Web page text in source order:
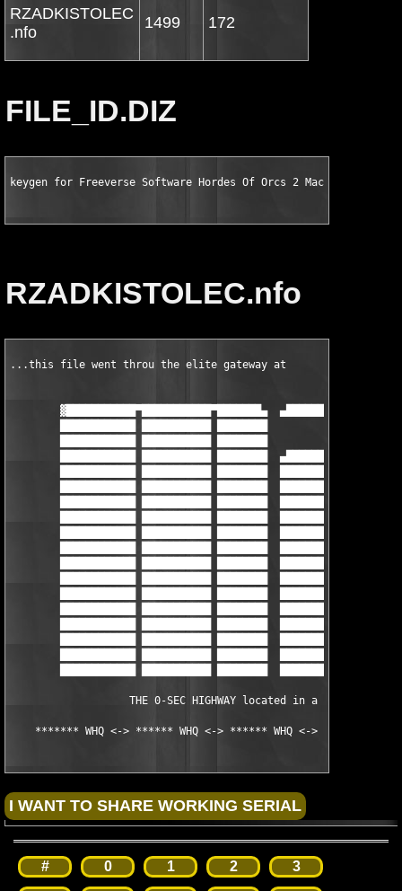
RZADKISTOLEC
.nfo
1499 172
FILE_ID.DIZ
keygen for Freeverse Software Hordes Of Orcs 2 MacOSX GAME by
RZADKISTOLEC.nfo
...this file went throu the elite gateway at
▓███████████▀███████████▀███████▄
████████████ ███████████ ████████
                   THE 0-SEC HIGHWAY located in a warm place
******* WHQ <-> ****** WHQ <-> ****** WHQ <-> ***** EHQ
# 0 1 2
3